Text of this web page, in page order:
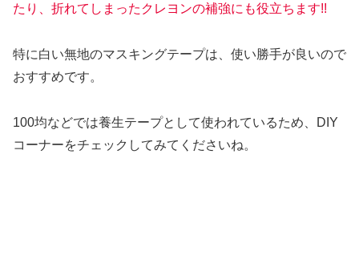
たり、折れてしまったクレヨンの補強にも役立ちます!!
特に白い無地のマスキングテープは、使い勝手が良いので
おすすめです。
100均などでは養生テープとして使われているため、DIY
コーナーをチェックしてみてくださいね。